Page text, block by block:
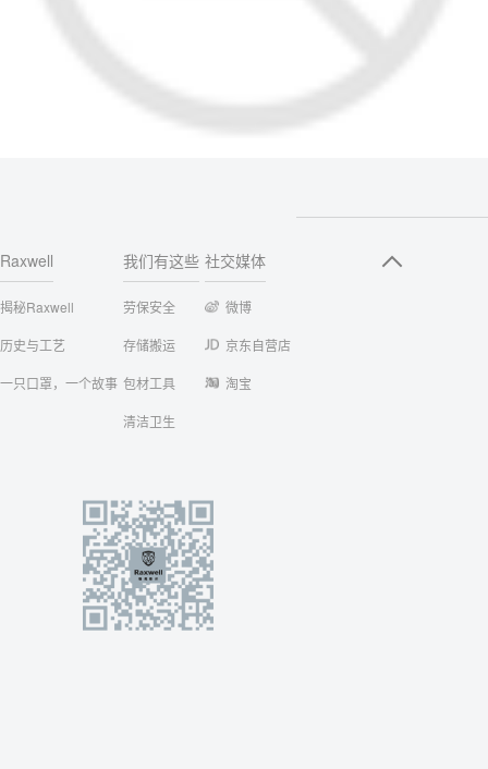
Raxwell
揭秘Raxwell
历史与工艺
一只口罩，一个故事
我们有这些
劳保安全
存储搬运
包材工具
清洁卫生
社交媒体
微博
京东自营店
淘宝